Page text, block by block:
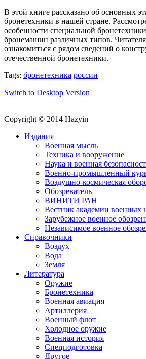
В этой книге рассказано об основных
бронетехники в нашей стране.
особенности специальной
бронемашин различных типов.
ознакомиться с рядом сведений о
отечественной бронетехники.
Tags: бронетехника россии
Switch to Desktop Version
Copyright © 2014 Hazyin
Издания
Военная мысль
Техника и вооружение
Наука и военная
Военно-промышленный
Воздушно-космическая
Обозреватель
ВИНИТИ РАН
Вестник академии военных
Зарубежное военное
Независимое военное
Справочники
Воздух
Вода
Земля
Литература
Оружие
Бронетехника
Военная авиация
Артиллерия
Военный флот
Холодное оружие
Военная история
Спецподготовка
Другое